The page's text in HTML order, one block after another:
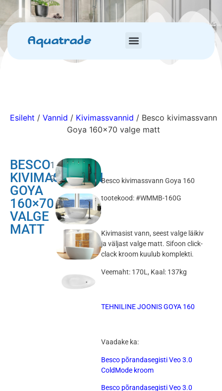
Aquatrade
Esileht / Vannid / Kivimassvannid / Besco kivimassvann
Goya 160×70 valge matt
BESCO
KIVIMASSVANN
GOYA
160×70
VALGE
MATT
1
950.00€ Besco kivimassvann Goya 160
tootekood: #WMMB-160G
Kivimasist vann, seest valge läikiv
ja väljast valge matt. Sifoon click-
clack kroom kuulub komplekti.
Veemaht: 170L, Kaal: 137kg
TEHNILINE JOONIS GOYA 160
Vaadake ka:
Besco põrandasegisti Veo 3.0
ColdMode kroom
Besco põrandasegisti Veo 3.0